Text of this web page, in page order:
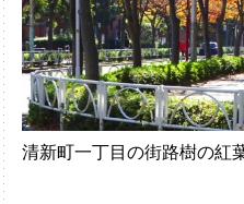
清新町一丁目の街路樹の紅